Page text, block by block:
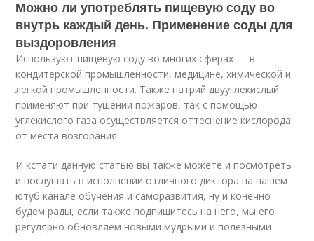
Можно ли употреблять пищевую соду во
внутрь каждый день. Применение соды для
выздоровления
Используют пищевую соду во многих сферах — в
кондитерской промышленности, медицине, химической и
легкой промышленности. Также натрий двууглекислый
применяют при тушении пожаров, так с помощью
углекислого газа осуществляется оттеснение кислорода
от места возгорания.
И кстати данную статью вы также можете и посмотреть
и послушать в исполнении отличного диктора на нашем
ютуб канале обучения и саморазвития, ну и конечно
будем рады, если также подпишитесь на него, мы его
регулярно обновляем новыми мудрыми и полезными